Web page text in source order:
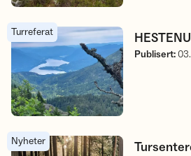
HESTENUTANE – SKORVE
Turreferat
Publisert:
Tursenteret er feriestengt i juli
Nyheter